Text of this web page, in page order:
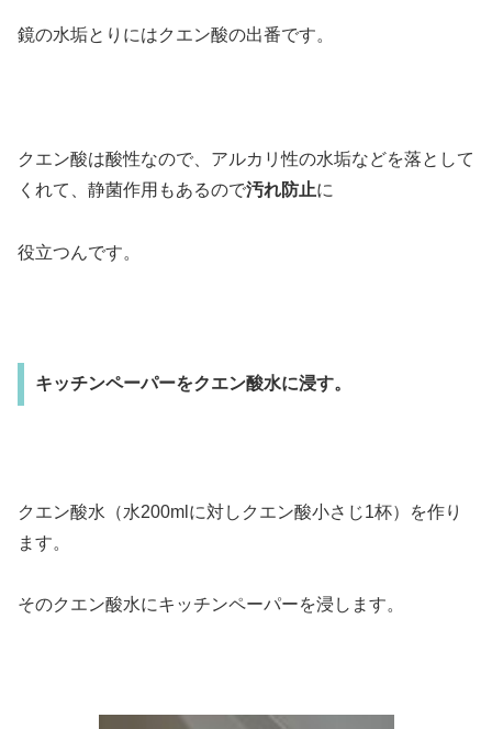
鏡の水垢とりにはクエン酸の出番です。
クエン酸は酸性なので、アルカリ性の水垢などを落として
くれて、静菌作用もあるので汚れ防止に
役立つんです。
キッチンペーパーをクエン酸水に浸す。
クエン酸水（水200mlに対しクエン酸小さじ1杯）を作り
ます。
そのクエン酸水にキッチンペーパーを浸します。